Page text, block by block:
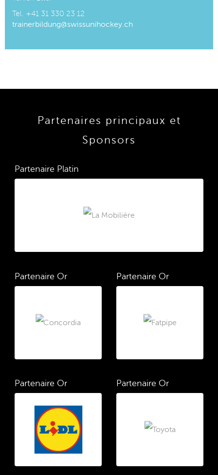
Tel. +41 31 330 23 12
trainerbildung@swissunihockey.ch
Partenaires principaux et
Sponsors
Partenaire Platin
Partenaire Or Partenaire Or
Partenaire Or Partenaire Or